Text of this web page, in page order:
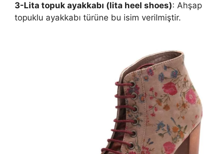
3-Lita topuk ayakkabı (lita heel shoes): Ahşap
topuklu ayakkabı türüne bu isim verilmiştir.